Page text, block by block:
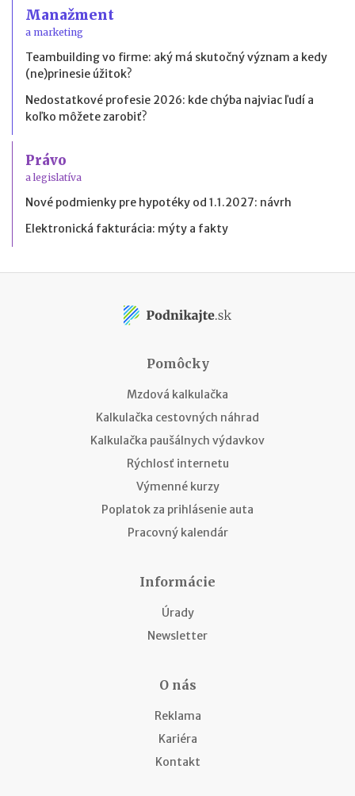
Manažment
a marketing
Teambuilding vo firme: aký má skutočný význam a kedy
(ne)prinesie úžitok?
Nedostatkové profesie 2026: kde chýba najviac ľudí a
koľko môžete zarobiť?
Právo
a legislatíva
Nové podmienky pre hypotéky od 1.1.2027: návrh
Elektronická fakturácia: mýty a fakty
Pomôcky
Mzdová kalkulačka
Kalkulačka cestovných náhrad
Kalkulačka paušálnych výdavkov
Rýchlosť internetu
Výmenné kurzy
Poplatok za prihlásenie auta
Pracovný kalendár
Informácie
Úrady
Newsletter
O nás
Reklama
Kariéra
Kontakt